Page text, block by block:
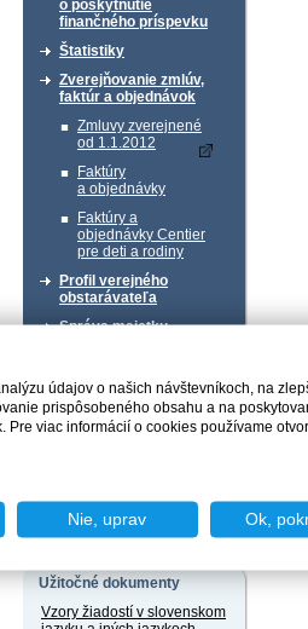
o poskytnutie
finančného príspevku
Štatistiky
Zverejňovanie zmlúv,
faktúr a objednávok
Zmluvy zverejnené
od 1.1.2012
Faktúry
a objednávky
Faktúry a
objednávky Centier
pre deti a rodiny
Profil verejného
obstarávateľa
Správa majetku
Chcem podať podnet
Užitočné dokumenty
Vzory žiadostí v slovenskom
údajov o našich návštevníkoch, na
prispôsobeného obsahu a na
Pre viac informácií o cookies používame
Nie, uprav Ok,